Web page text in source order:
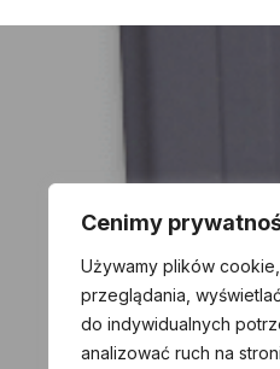
Cenimy
Używamy plików
przeglądania,
do indywidualnych
analizować ruch na